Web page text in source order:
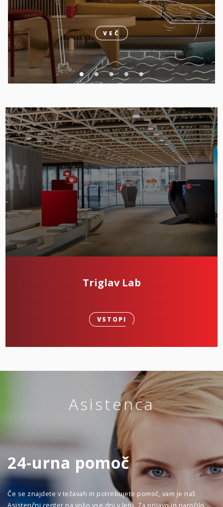
VEČ
Triglav Lab
VSTOPI
Asistenca
24-urna pomoč
Če se znajdete v težavah in potrebujete pomoč, vam je naš
Asistenčni center na voljo vse dni v letu. Za prijavo in naročilo